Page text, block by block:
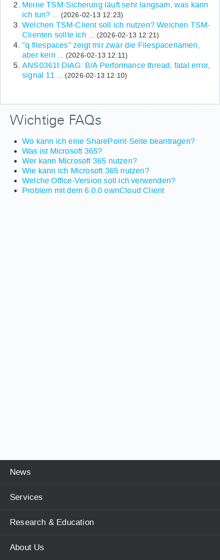
Meine TSM-Sicherung läuft sehr langsam, was kann
ich tun? ...
(2026-02-13 12:23)
Welchen TSM-Client soll ich nutzen? Welchen TSM-
Clienten sollte ich ...
(2026-02-13 12:21)
"q filespaces" zeigt mir zwar die Filespacenamen,
aber kein ...
(2026-02-13 12:11)
ANS0361I DIAG: B/A Performance thread, fatal error,
signal 11 ...
(2026-02-13 12:10)
Wichtige FAQs
Wo kann ich eine SharePoint-Seite beantragen?
Was ist Microsoft 365?
Wer kann Microsoft 365 nutzen?
Wie kann ich Microsoft 365 nutzen?
Welche Office-Version soll ich verwenden?
Problem mit dem 6.0.0 ownCloud Client
News
Services
Research & Education
About Us